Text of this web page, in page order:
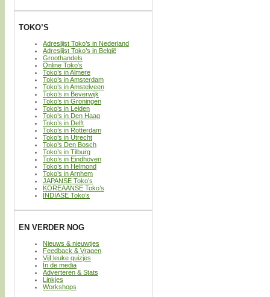
TOKO’S
Adreslijst Toko’s in Nederland
Adreslijst Toko’s in België
Groothandels
Online Toko’s
Toko’s in Almere
Toko’s in Amsterdam
Toko’s in Amstelveen
Toko’s in Beverwijk
Toko’s in Groningen
Toko’s in Leiden
Toko’s in Den Haag
Toko’s in Delft
Toko’s in Rotterdam
Toko’s in Utrecht
Toko’s Den Bosch
Toko’s in Tilburg
Toko’s in Eindhoven
Toko’s in Helmond
Toko’s in Arnhem
JAPANSE Toko’s
KOREAANSE Toko’s
INDIASE Toko’s
EN VERDER NOG
Nieuws & nieuwtjes
Feedback & Vragen
Vijf leuke quizjes
In de media
Adverteren & Stats
Linkjes
Workshops